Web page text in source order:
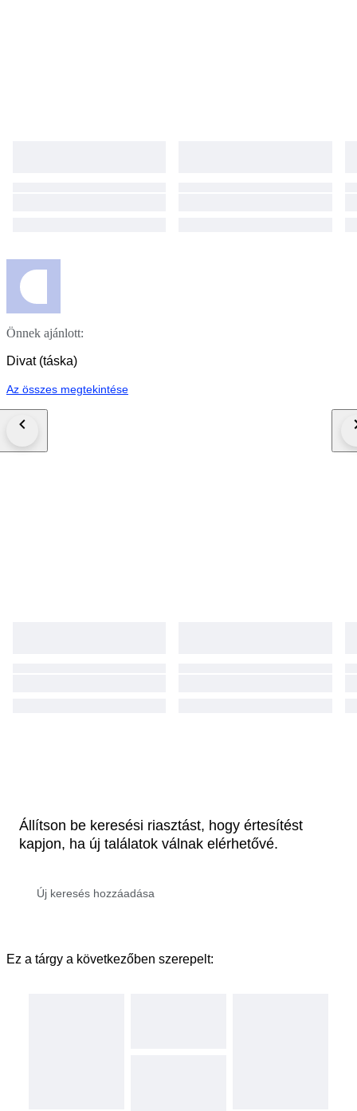
Önnek ajánlott:
Divat (táska)
Az összes megtekintése
Állítson be keresési riasztást, hogy értesítést
kapjon, ha új találatok válnak elérhetővé.
Ez a tárgy a következőben szerepelt: